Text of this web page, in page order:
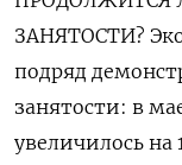
ЗАНЯТОСТИ?
подряд
занятости: в
увеличилось на